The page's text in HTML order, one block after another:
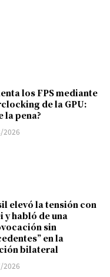
los FPS mediante
de la GPU:
la pena?
2026
elevó la tensión con
y habló de una
sin
en la
bilateral
2026